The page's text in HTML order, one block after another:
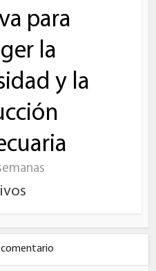
para
la
y la
comentario